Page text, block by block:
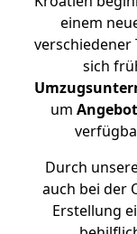
einem
verschiedener
sich
um
Durch
auch bei der
Erstellung